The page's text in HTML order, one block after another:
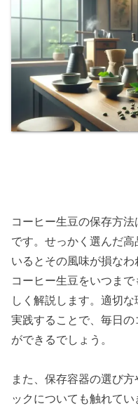
コーヒー生豆の保存方
です。せっかく選んだ
いるとその風味が損なわ
コーヒー生豆をいつま
しく解説します。適切
実践することで、毎日
ができるでしょう。
また、保存容器の選び
ックについても触れて